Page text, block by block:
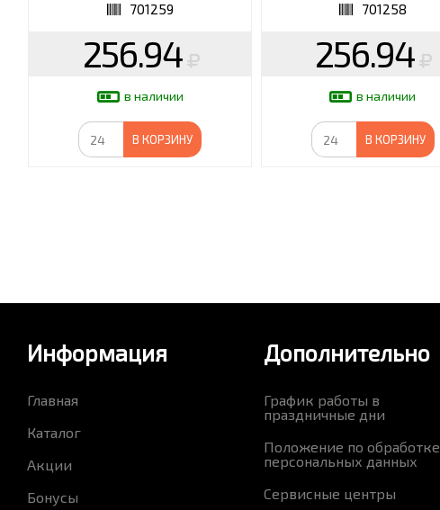
701259
256.94
в наличии
В КОРЗИНУ
701258
256.94
в наличии
В КОРЗИНУ
Информация
Главная
Каталог
Акции
Бонусы
Дополнительно
График работы в
праздничные дни
Положение по обработке
персональных данных
Сервисные центры